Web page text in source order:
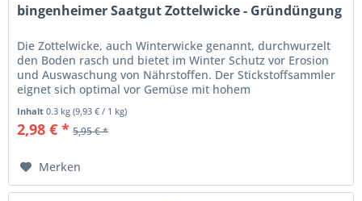
bingenheimer Saatgut Zottelwicke - Gründüngung
Die Zottelwicke, auch Winterwicke genannt, durchwurzelt
den Boden rasch und bietet im Winter Schutz vor Erosion
und Auswaschung von Nährstoffen. Der Stickstoffsammler
eignet sich optimal vor Gemüse mit hohem
Inhalt0.3 kg(9,93 € / 1 kg)
2,98 € * 5,95 € *
Merken